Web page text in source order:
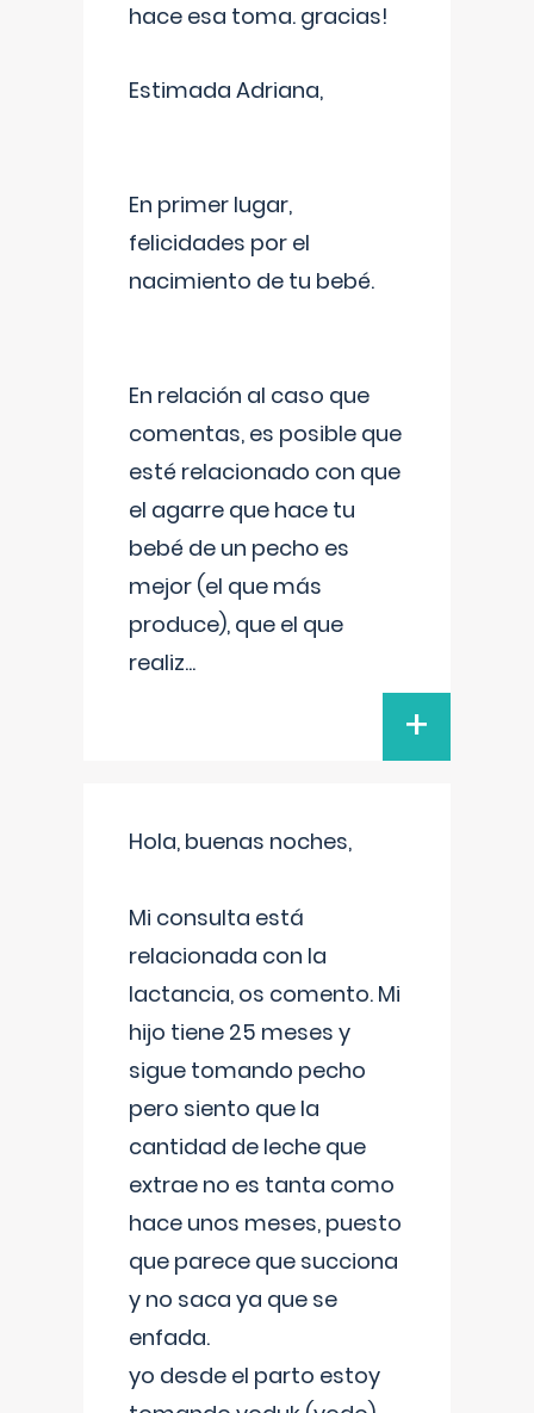
hace esa toma. gracias!
Estimada Adriana,
En primer lugar,
felicidades por el
nacimiento de tu bebé.
En relación al caso que
comentas, es posible que
esté relacionado con que
el agarre que hace tu
bebé de un pecho es
mejor (el que más
produce), que el que
realiz...
+
Hola, buenas noches,
Mi consulta está
relacionada con la
lactancia, os comento. Mi
hijo tiene 25 meses y
sigue tomando pecho
pero siento que la
cantidad de leche que
extrae no es tanta como
hace unos meses, puesto
que parece que succiona
y no saca ya que se
enfada.
yo desde el parto estoy